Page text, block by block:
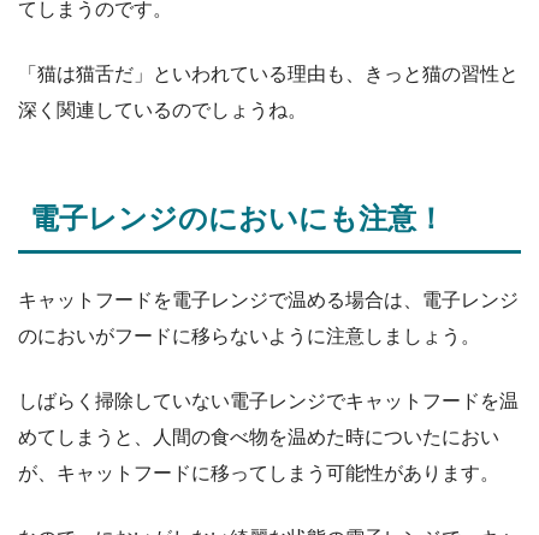
てしまうのです。
「猫は猫舌だ」といわれている理由も、きっと猫の習性と
深く関連しているのでしょうね。
電子レンジのにおいにも注意！
キャットフードを電子レンジで温める場合は、電子レンジ
のにおいがフードに移らないように注意しましょう。
しばらく掃除していない電子レンジでキャットフードを温
めてしまうと、人間の食べ物を温めた時についたにおい
が、キャットフードに移ってしまう可能性があります。